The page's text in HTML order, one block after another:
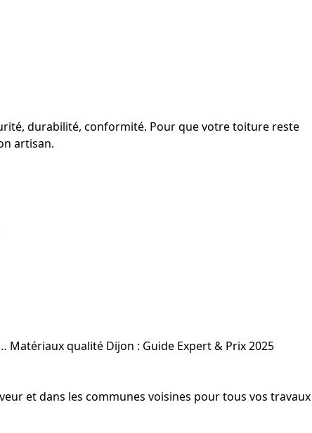
durabilité, conformité. Pour que votre toiture reste
artisan.
Matériaux qualité Dijon : Guide Expert & Prix 2025
et dans les communes voisines pour tous vos travaux